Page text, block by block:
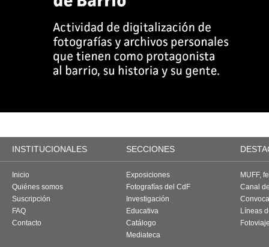
INSTITUCIONALES SECCIONES
Inicio
Quiénes somos
Suscripción
FAQ
Contacto
Exposiciones
Fotografías del CdF
Investigación
Educativa
Catálogo
Mediateca
MUFF,
Canal
Líneas